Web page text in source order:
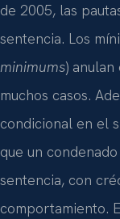
de 2005, las
sentencia. Los
minimums)
muchos casos.
condicional en el
que un
sentencia, con
comportamiento.